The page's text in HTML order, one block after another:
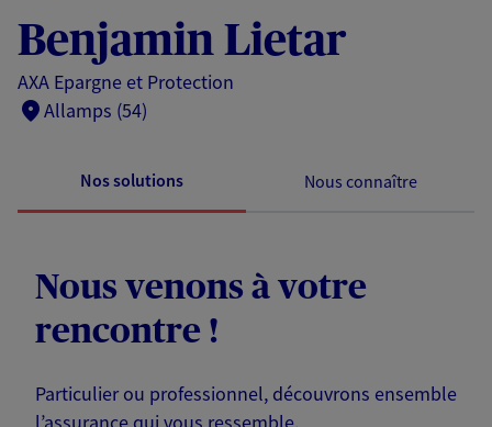
Benjamin Lietar
AXA Epargne et Protection
Allamps (54)
Nos solutions Nous connaître
Nous venons à votre
rencontre !
Particulier ou professionnel, découvrons ensemble